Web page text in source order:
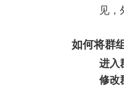
见，
如何将群
进入
修改